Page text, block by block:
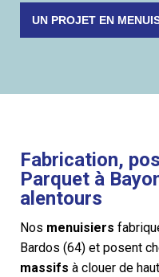
UN PROJET EN
Fabrication,
Parquet à
alentours
Nos menuisiers
Bardos (64) et posent
massifs à clouer de